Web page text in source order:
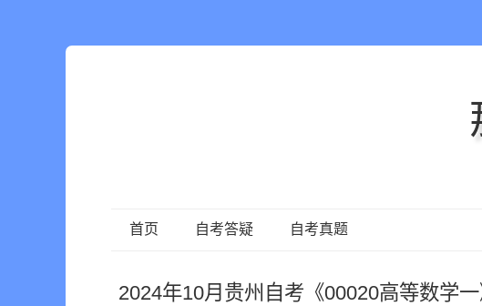
首页 自考答疑 自考真题
2024年10月贵州自考《00020高等数学